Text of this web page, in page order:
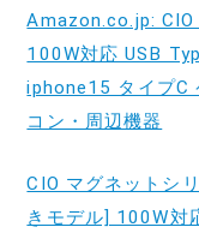
Amazon.co.jp: CIO
100W対応 USB
iphone15 タイプC
コン・周辺機器
CIO マグネットシ
きモデル] 100W対